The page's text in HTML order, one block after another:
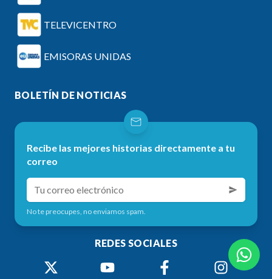
TELEVICENTRO
EMISORAS UNIDAS
BOLETÍN DE NOTICIAS
Recibe las mejores historias directamente a tu
correo
No te preocupes, no enviamos spam.
REDES SOCIALES